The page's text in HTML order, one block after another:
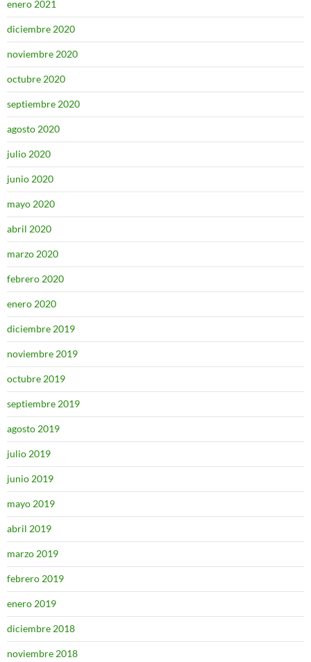
enero 2021
diciembre 2020
noviembre 2020
octubre 2020
septiembre 2020
agosto 2020
julio 2020
junio 2020
mayo 2020
abril 2020
marzo 2020
febrero 2020
enero 2020
diciembre 2019
noviembre 2019
octubre 2019
septiembre 2019
agosto 2019
julio 2019
junio 2019
mayo 2019
abril 2019
marzo 2019
febrero 2019
enero 2019
diciembre 2018
noviembre 2018